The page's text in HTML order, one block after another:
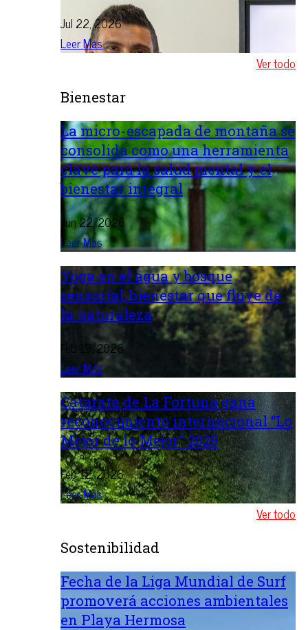
Jul 22, 2026
Leer Mas
Ver todo
Bienestar
La micro-escapada de montaña se
consolida como una herramienta
clave para la salud mental y el
bienestar integral
Jun 22, 2026
Leer Mas
Yoga en el agua y bosque
sensorial, bienestar que fluye de
la naturaleza
Feb 19, 2026
Leer Mas
Catarata de La Fortuna gana
reconocimiento internacional “Lo
Mejor de lo Mejor” 2025
Feb 12, 2026
Leer Mas
Ver todo
Sostenibilidad
Fecha de la Liga Mundial de Surf
promoverá acciones ambientales
en Playa Hermosa